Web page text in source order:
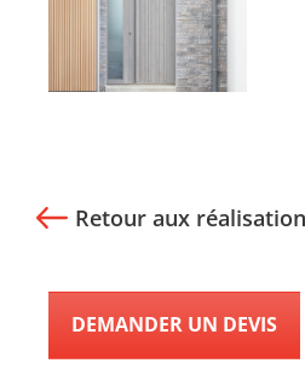
Retour aux
DEMANDER UN DEVIS